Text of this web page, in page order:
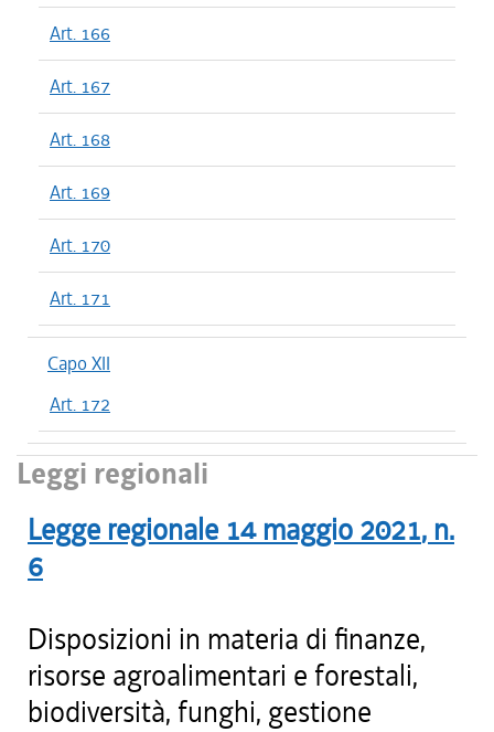
Art. 166
Art. 167
Art. 168
Art. 169
Art. 170
Art. 171
Capo XII
Art. 172
Leggi regionali
Legge regionale 14 maggio 2021, n.
6
Disposizioni in materia di finanze,
risorse agroalimentari e forestali,
biodiversità, funghi, gestione